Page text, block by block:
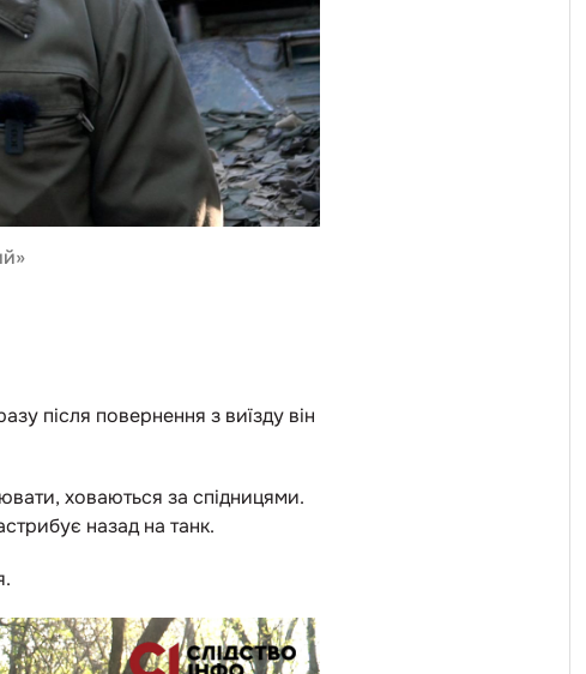
після повернення з виїзду він
ховаються за спідницями.
назад на танк.